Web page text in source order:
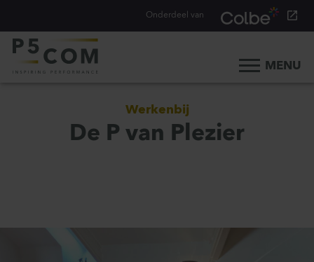
Onderdeel van
MENU
Werken bij P5COM
Werkenbij
De P van Plezier